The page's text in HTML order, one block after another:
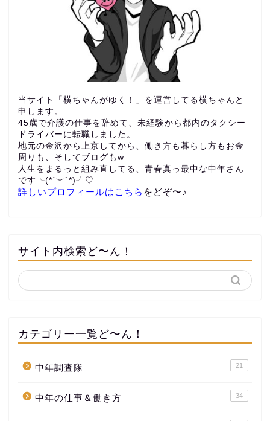
当サイト「横ちゃんがゆく！」を運営してる横ちゃんと
申します。
45歳で介護の仕事を辞めて、未経験から都内のタクシー
ドライバーに転職しました。
地元の金沢から上京してから、働き方も暮らし方もお金
周りも、 そしてブログもw
人生をまるっと組み直してる、青春真っ最中な中年さん
です╰(*´︶`*)╯♡
詳しいプロフィールはこちら をどぞ〜♪
サイト内検索ど〜ん！
カテゴリー一覧ど〜ん！
中年調査隊 21
中年の仕事＆働き方 34